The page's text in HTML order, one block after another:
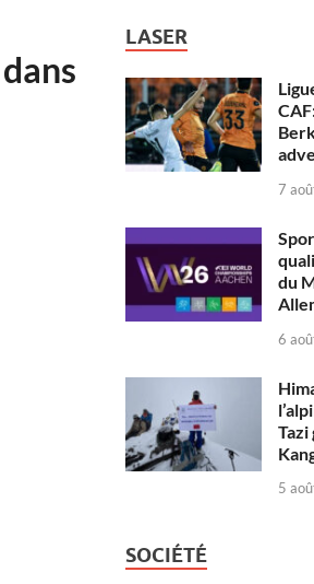
LASER
7
du
6
Tazi
5
SOCIÉTÉ